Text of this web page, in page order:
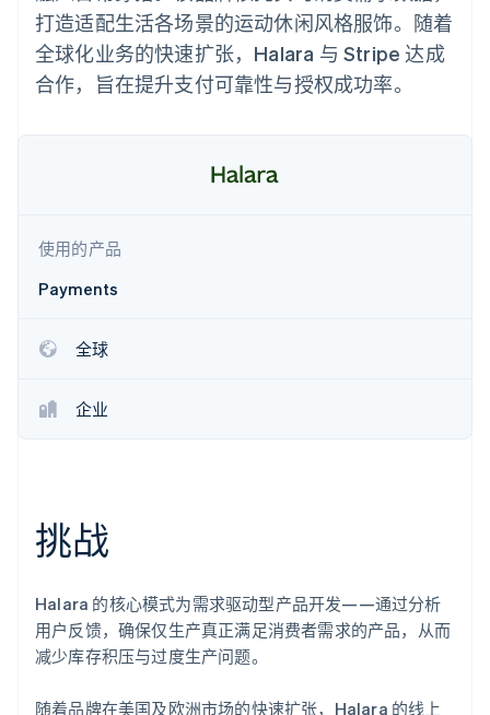
化
Link
加速结账
Stripe Sigma
自定义报告
Data Pipeline
数据同步
Radar
欺诈防范
Atlas
Climate
SaaS
创作者经济
资源
应用集成
开发者博客
产品路线图
Sessions 年度大会
招聘
资讯中心
Stripe Press
打造适配生活各场景的运动休闲风格服饰。随着
全球化业务的快速扩张，Halara 与 Stripe 达成
合作，旨在提升支付可靠性与授权成功率。
使用的产品
Payments
全球
企业
挑战
Halara 的核心模式为需求驱动型产品开发——通过分析
用户反馈，确保仅生产真正满足消费者需求的产品，从而
减少库存积压与过度生产问题。
随着品牌在美国及欧洲市场的快速扩张，Halara 的线上